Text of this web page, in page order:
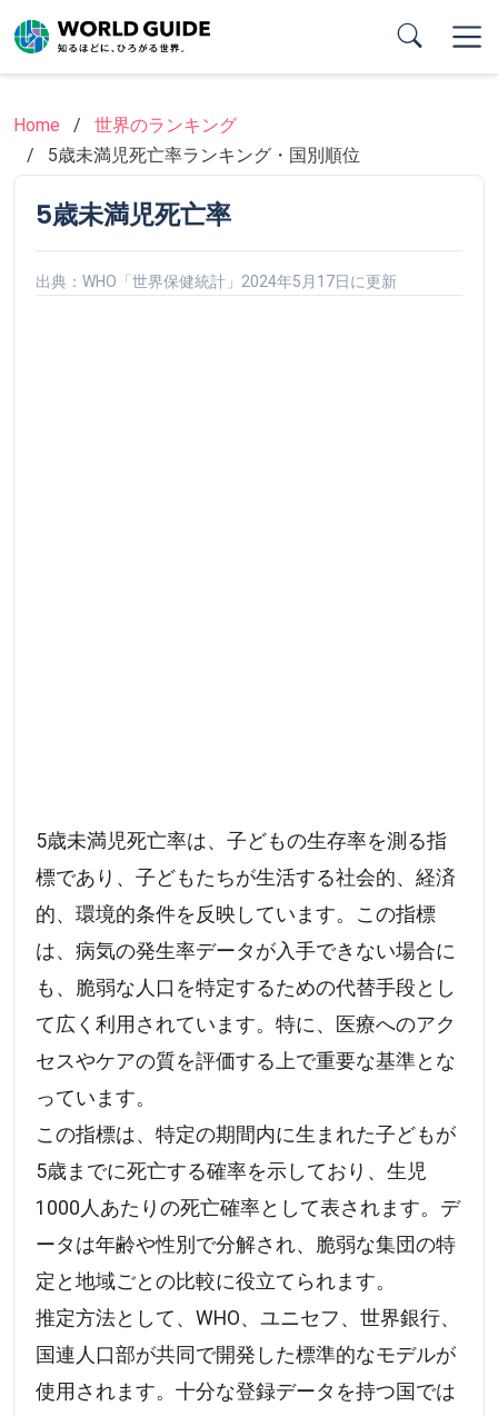
to
main
Home
世界のランキング
5歳未満児死亡率ランキング・国別順位
5歳未満児死亡率
出典：WHO「世界保健統計」2024年5月17日に更新
5歳未満児死亡率は、子どもの生存率を測る指
標であり、子どもたちが生活する社会的、経済
的、環境的条件を反映しています。この指標
は、病気の発生率データが入手できない場合に
も、脆弱な人口を特定するための代替手段とし
て広く利用されています。特に、医療へのアク
セスやケアの質を評価する上で重要な基準とな
っています。
この指標は、特定の期間内に生まれた子どもが
5歳までに死亡する確率を示しており、生児
1000人あたりの死亡確率として表されます。デ
ータは年齢や性別で分解され、脆弱な集団の特
定と地域ごとの比較に役立てられます。
推定方法として、WHO、ユニセフ、世界銀行、
国連人口部が共同で開発した標準的なモデルが
使用されます。十分な登録データを持つ国では